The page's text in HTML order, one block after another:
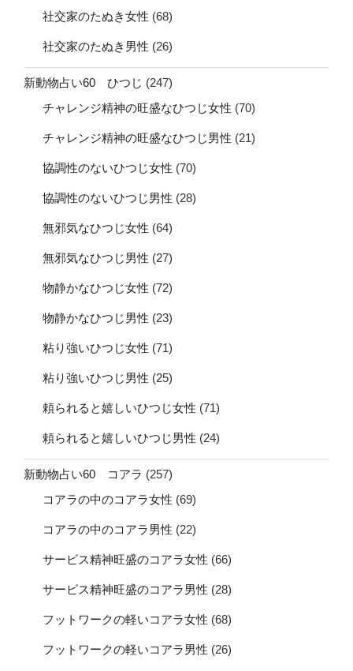
社交家のたぬき女性 (68)
社交家のたぬき男性 (26)
新動物占い60 ひつじ (247)
チャレンジ精神の旺盛なひつじ女性 (70)
チャレンジ精神の旺盛なひつじ男性 (21)
協調性のないひつじ女性 (70)
協調性のないひつじ男性 (28)
無邪気なひつじ女性 (64)
無邪気なひつじ男性 (27)
物静かなひつじ女性 (72)
物静かなひつじ男性 (23)
粘り強いひつじ女性 (71)
粘り強いひつじ男性 (25)
頼られると嬉しいひつじ女性 (71)
頼られると嬉しいひつじ男性 (24)
新動物占い60 コアラ (257)
コアラの中のコアラ女性 (69)
コアラの中のコアラ男性 (22)
サービス精神旺盛のコアラ女性 (66)
サービス精神旺盛のコアラ男性 (28)
フットワークの軽いコアラ女性 (68)
フットワークの軽いコアラ男性 (26)